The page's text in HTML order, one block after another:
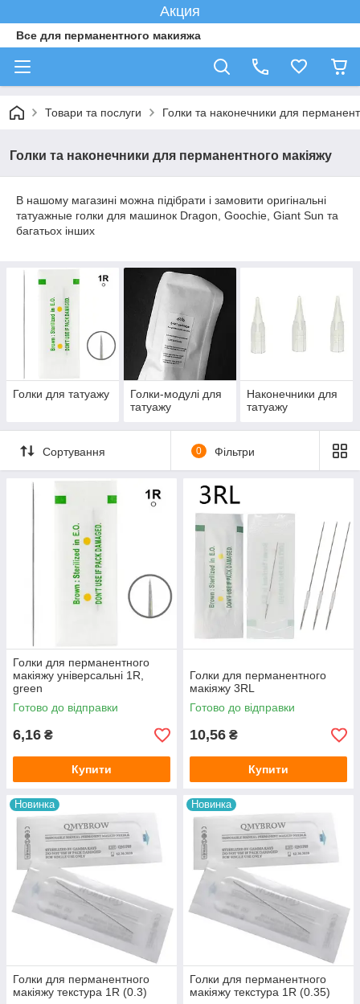
Акция
Все для перманентного макияжа
Товари та послуги Голки та наконечники для
Голки та наконечники для перманентного макіяжу
В нашому магазині можна підібрати і замовити оригінальні
татуажные голки для машинок Dragon, Goochie, Giant Sun та
багатьох інших
Голки для татуажу
Голки-модулі для
татуажу
Наконечники для
татуажу
Сортування 0 Фільтри
Голки для перманентного
макіяжу універсальні 1R,
green
Готово до відправки
6,16 ₴
Купити
Голки для перманентного
макіяжу 3RL
Готово до відправки
10,56 ₴
Купити
Новинка
Голки для перманентного
макіяжу текстура 1R (0.3)
Новинка
Голки для перманентного
макіяжу текстура 1R (0.35)